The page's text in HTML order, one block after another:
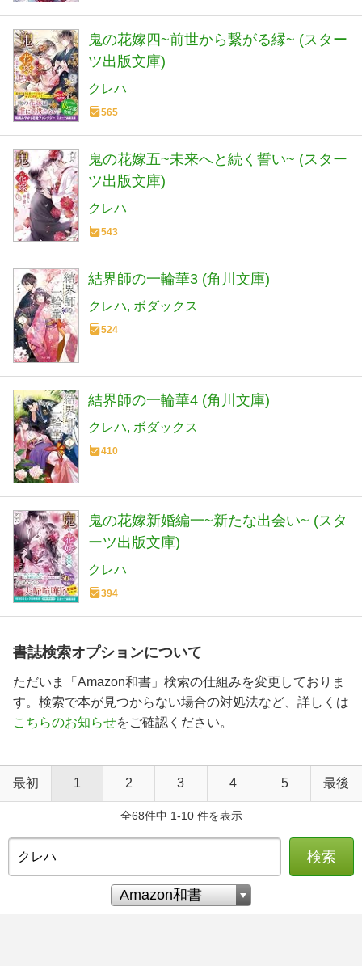
鬼の花嫁四~前世から繋がる縁~ (スター
ツ出版文庫)
クレハ
565
鬼の花嫁五~未来へと続く誓い~ (スター
ツ出版文庫)
クレハ
543
結界師の一輪華3 (角川文庫)
クレハ ボダックス
524
結界師の一輪華4 (角川文庫)
クレハ ボダックス
410
鬼の花嫁新婚編一~新たな出会い~ (スタ
ーツ出版文庫)
クレハ
394
書誌検索オプションについて
ただいま「Amazon和書」検索の仕組みを変更しておりま
す。検索で本が見つからない場合の対処法など、詳しくは
こちらのお知らせをご確認ください。
最初 1 2 3 4 5 最後
全68件中 1-10 件を表示
検索